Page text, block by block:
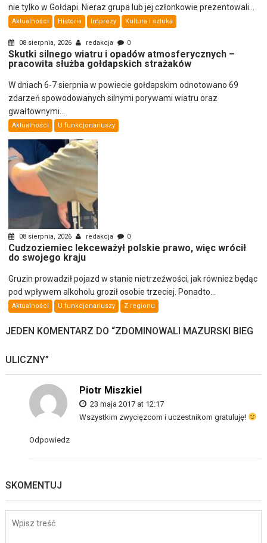
nie tylko w Gołdapi. Nieraz grupa lub jej członkowie prezentowali...
Aktualności Historia Imprezy Kultura i sztuka
08 sierpnia, 2026 redakcja 0
Skutki silnego wiatru i opadów atmosferycznych –
pracowita służba gołdapskich strażaków
W dniach 6-7 sierpnia w powiecie gołdapskim odnotowano 69
zdarzeń spowodowanych silnymi porywami wiatru oraz
gwałtownymi...
Aktualności U funkcjonariuszy
08 sierpnia, 2026 redakcja 0
Cudzoziemiec lekceważył polskie prawo, więc wrócił
do swojego kraju
Gruzin prowadził pojazd w stanie nietrzeźwości, jak również będąc
pod wpływem alkoholu groził osobie trzeciej. Ponadto...
Aktualności U funkcjonariuszy Z regionu
JEDEN KOMENTARZ DO “ZDOMINOWALI MAZURSKI BIEG
ULICZNY”
Piotr Miszkiel
23 maja 2017 at 12:17
Wszystkim zwycięzcom i uczestnikom gratuluję!
Odpowiedz
SKOMENTUJ